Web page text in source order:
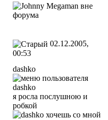
02.12.2005,
00:53
dashko
я росла послушною и
робкой